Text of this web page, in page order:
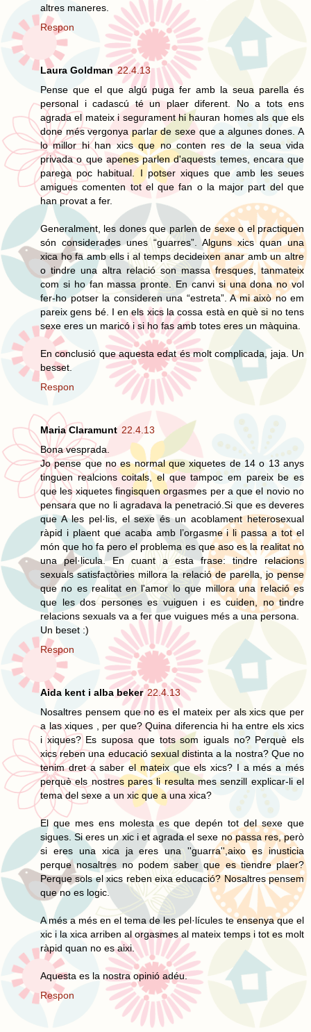
altres maneres.
Respon
Laura Goldman 22.4.13
Pense que el que algú puga fer amb la seua parella és
personal i cadascú té un plaer diferent. No a tots ens
agrada el mateix i segurament hi hauran homes als que els
done més vergonya parlar de sexe que a algunes dones. A
lo millor hi han xics que no conten res de la seua vida
privada o que apenes parlen d'aquests temes, encara que
parega poc habitual. I potser xiques que amb les seues
amigues comenten tot el que fan o la major part del que
han provat a fer.
Generalment, les dones que parlen de sexe o el practiquen
són considerades unes “guarres”. Alguns xics quan una
xica ho fa amb ells i al temps decideixen anar amb un altre
o tindre una altra relació son massa fresques, tanmateix
com si ho fan massa pronte. En canvi si una dona no vol
fer-ho potser la consideren una “estreta”. A mi això no em
pareix gens bé. I en els xics la cossa està en què si no tens
sexe eres un maricó i si ho fas amb totes eres un màquina.
En conclusió que aquesta edat és molt complicada, jaja. Un
besset.
Respon
Maria Claramunt 22.4.13
Bona vesprada.
Jo pense que no es normal que xiquetes de 14 o 13 anys
tinguen realcions coitals, el que tampoc em pareix be es
que les xiquetes fingisquen orgasmes per a que el novio no
pensara que no li agradava la penetració.Si que es deveres
que A les pel·lis, el sexe és un acoblament heterosexual
ràpid i plaent que acaba amb l’orgasme i li passa a tot el
món que ho fa pero el problema es que aso es la realitat no
una pel·licula. En cuant a esta frase: tindre relacions
sexuals satisfactòries millora la relació de parella, jo pense
que no es realitat en l'amor lo que millora una relació es
que les dos persones es vuiguen i es cuiden, no tindre
relacions sexuals va a fer que vuigues més a una persona.
Un beset :)
Respon
Aida kent i alba beker 22.4.13
Nosaltres pensem que no es el mateix per als xics que per
a las xiques , per que? Quina diferencia hi ha entre els xics
i xiques? Es suposa que tots som iguals no? Perquè els
xics reben una educació sexual distinta a la nostra? Que no
tenim dret a saber el mateix que els xics? I a més a més
perquè els nostres pares li resulta mes senzill explicar-li el
tema del sexe a un xic que a una xica?
El que mes ens molesta es que depén tot del sexe que
sigues. Si eres un xic i et agrada el sexe no passa res, però
si eres una xica ja eres una ''guarra'',aixo es inusticia
perque nosaltres no podem saber que es tiendre plaer?
Perque sols el xics reben eixa educació? Nosaltres pensem
que no es logic.
A més a més en el tema de les pel·lícules te ensenya que el
xic i la xica arriben al orgasmes al mateix temps i tot es molt
ràpid quan no es aixi.
Aquesta es la nostra opinió adéu.
Respon